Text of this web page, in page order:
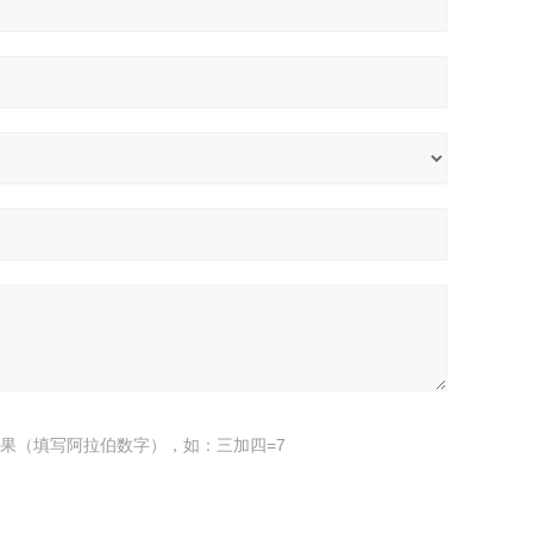
（填写阿拉伯数字），如：三加四=7